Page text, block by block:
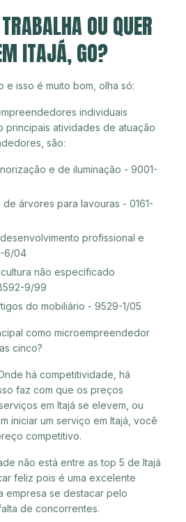
OU QUER
ITAJÁ, GO?
e isso é muito bom, olha só:
individuais
principais atividades de atuação
são:
e de iluminação - 9001-
árvores para lavouras - 0161-
profissional e
6/04
não especificado
9/99
do mobiliário - 9529-1/05
como microempreendedor
cinco?
há competitividade, há
faz com que os preços
em Itajá se elevem, ou
iniciar um serviço em Itajá, você
competitivo.
não está entre as top 5 de Itajá
feliz pois é uma excelente
empresa se destacar pelo
de concorrentes.